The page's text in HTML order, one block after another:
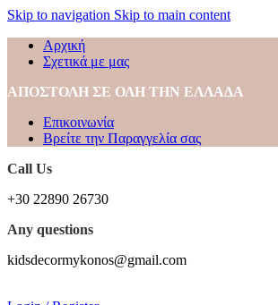
Skip to navigation Skip to main content
Αρχική
Σχετικά με μας
ΑΠΟΣΤΟΛΗ ΣΕ ΟΛΗ ΤΗΝ ΕΛΛΑΔΑ
Επικοινωνία
Βρείτε την Παραγγελία σας
Call Us
+30 22890 26730
Any questions
kidsdecormykonos@gmail.com